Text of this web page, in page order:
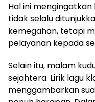
Hal ini
tidak selalu
kemegahan, tetapi
pelayanan kepada
Selain itu, malam
sejahtera. Lirik lagu
menggambarkan